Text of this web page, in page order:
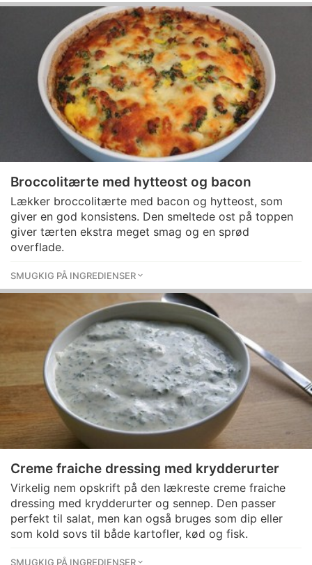
Broccolitærte med hytteost og bacon
Lækker broccolitærte med bacon og hytteost, som
giver en god konsistens. Den smeltede ost på toppen
giver tærten ekstra meget smag og en sprød
overflade.
SMUGKIG PÅ INGREDIENSER
Creme fraiche dressing med krydderurter
Virkelig nem opskrift på den lækreste creme fraiche
dressing med krydderurter og sennep. Den passer
perfekt til salat, men kan også bruges som dip eller
som kold sovs til både kartofler, kød og fisk.
SMUGKIG PÅ INGREDIENSER